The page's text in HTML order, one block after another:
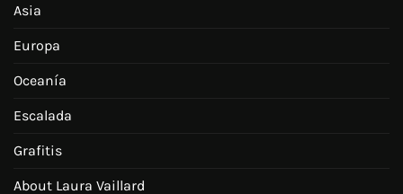
Asia
Europa
Oceanía
Escalada
Grafitis
About Laura Vaillard